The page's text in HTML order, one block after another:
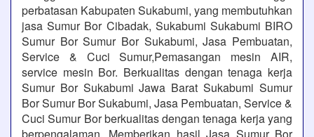
perbatasan Kabupaten Sukabumi, yang membutuhkan
jasa Sumur Bor Cibadak, Sukabumi Sukabumi BIRO
Sumur Bor Sumur Bor Sukabumi, Jasa Pembuatan,
Service & Cuci Sumur,Pemasangan mesin AIR,
service mesin Bor. Berkualitas dengan tenaga kerja
Sumur Bor Sukabumi Jawa Barat Sukabumi Sumur
Bor Sumur Bor Sukabumi, Jasa Pembuatan, Service &
Cuci Sumur Bor berkualitas dengan tenaga kerja yang